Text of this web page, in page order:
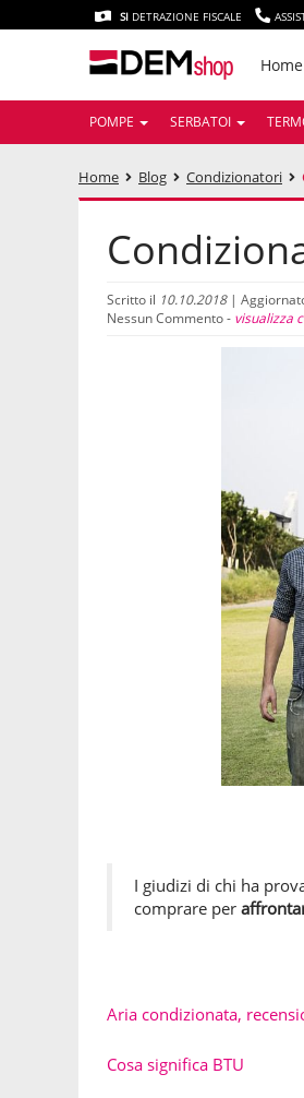
SI DETRAZIONE FISCALE
Home
POMPE SERBATOI
Home Blog Condizionatori
Scritto il 10.10.2018|
Nessun Commento - visualizza
I giudizi di chi ha
comprare per
Aria condizionata,
Cosa significa BTU